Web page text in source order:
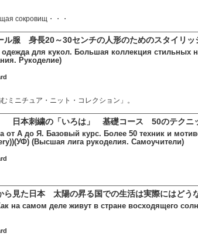
сокровищ・・・
ル服 身長20～30センチの人形のためのスタイリッ
одежда для кукол. Большая коллекция стильных
Рукоделие)
ミニチュア・ニット・コレクション」。
日本刺繍の「いろは」 基礎コース 50のテクニッ
от А до Я. Базовый курс. Более 50 техник и
(Высшая лига рукоделия. Самоучители)
見た日本 太陽の昇る国での生活は実際にはどう
на самом деле живут в стране восходящего